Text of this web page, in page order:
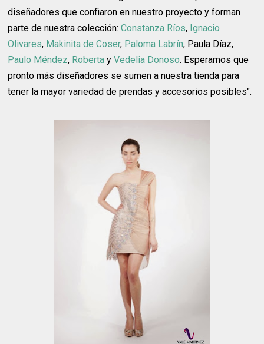
diseñadores que confiaron en nuestro proyecto y forman
parte de nuestra colección:Constanza Ríos, Ignacio
Olivares, Makinita de Coser, Paloma Labrín, Paula Díaz,
Paulo Méndez, Roberta yVedelia Donoso. Esperamos que
pronto más diseñadores se sumen a nuestra tienda para
tener la mayor variedad de prendas y accesorios posibles".